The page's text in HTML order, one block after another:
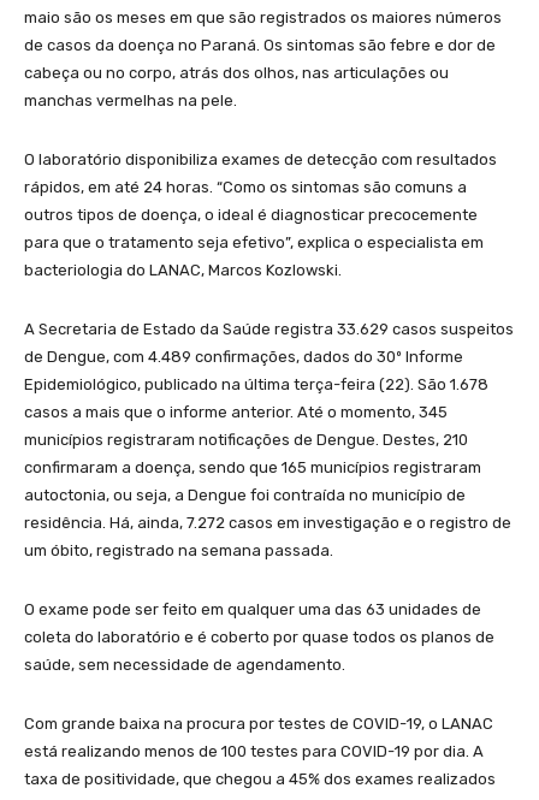
maio são os meses em que são registrados os maiores números
de casos da doença no Paraná. Os sintomas são febre e dor de
cabeça ou no corpo, atrás dos olhos, nas articulações ou
manchas vermelhas na pele.
O laboratório disponibiliza exames de detecção com resultados
rápidos, em até 24 horas. “Como os sintomas são comuns a
outros tipos de doença, o ideal é diagnosticar precocemente
para que o tratamento seja efetivo”, explica o especialista em
bacteriologia do LANAC, Marcos Kozlowski.
A Secretaria de Estado da Saúde registra 33.629 casos suspeitos
de Dengue, com 4.489 confirmações, dados do 30º Informe
Epidemiológico, publicado na última terça-feira (22). São 1.678
casos a mais que o informe anterior. Até o momento, 345
municípios registraram notificações de Dengue. Destes, 210
confirmaram a doença, sendo que 165 municípios registraram
autoctonia, ou seja, a Dengue foi contraída no município de
residência. Há, ainda, 7.272 casos em investigação e o registro de
um óbito, registrado na semana passada.
O exame pode ser feito em qualquer uma das 63 unidades de
coleta do laboratório e é coberto por quase todos os planos de
saúde, sem necessidade de agendamento.
Com grande baixa na procura por testes de COVID-19, o LANAC
está realizando menos de 100 testes para COVID-19 por dia. A
taxa de positividade, que chegou a 45% dos exames realizados